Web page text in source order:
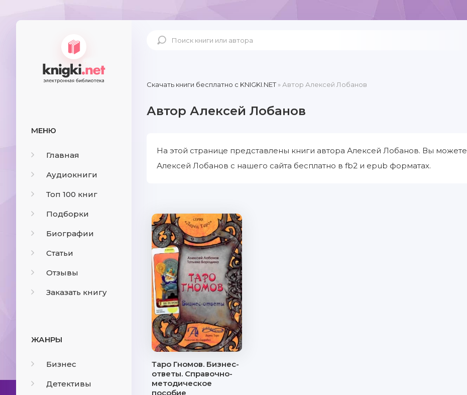
МЕНЮ
Главная
Аудиокниги
Топ 100 книг
Подборки
Биографии
Статьи
Отзывы
Заказать книгу
ЖАНРЫ
Бизнес
Детективы
Скачать книги бесплатно c KNIGKI.NET» Автор Алексей Лобанов
Автор Алексей Лобанов
На этой странице представлены книги автора Алексей Лобанов. Вы
Алексей Лобанов с нашего сайта бесплатно в fb2 и epub форматах.
Таро Гномов. Бизнес-
ответы. Справочно-
методическое
пособие